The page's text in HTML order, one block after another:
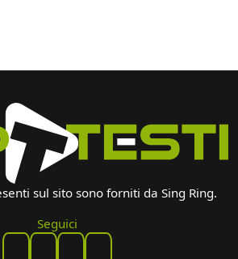
sul sito sono forniti da Sing Ring.
Seguici